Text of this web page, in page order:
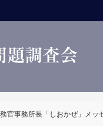
官事務所長「しおかぜ」メッ